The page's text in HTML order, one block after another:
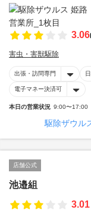
3.06
害虫・害獣駆除
出張・訪問専門
電子マネー決済可
本日の営業状況 9:00〜17:00
駆除ザウル
店舗公式
池邉組
3.01